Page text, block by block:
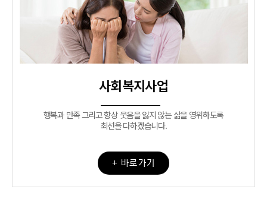
사회복지사업
행복과 만족 그리고 항상 웃음을 잃지 않는 삶을 영위하도록
최선을 다하겠습니다.
+ 바로가기